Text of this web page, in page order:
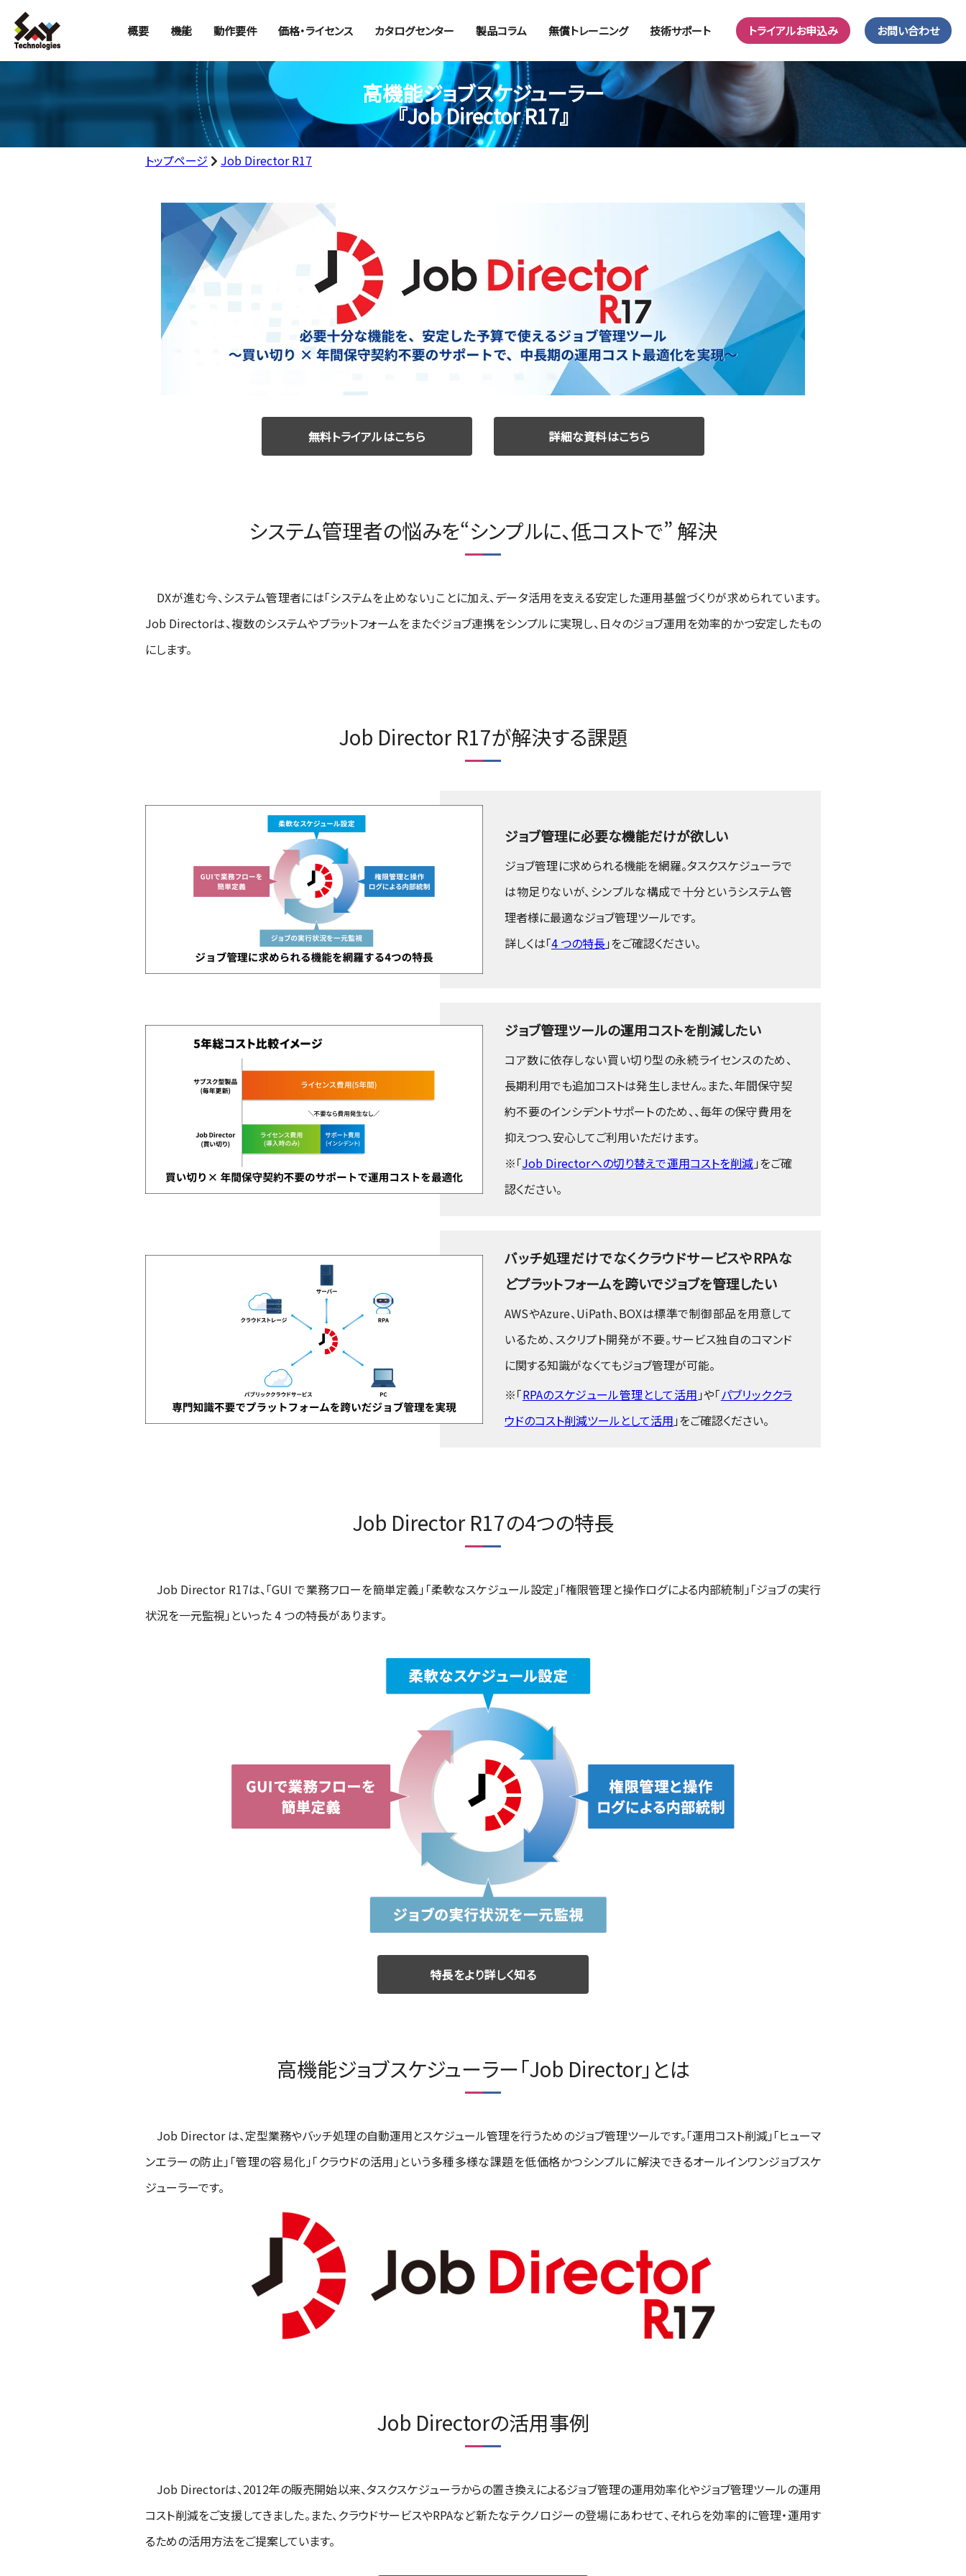
概要 機能 動作要件 価格・ライセンス カタログセンター 製品コラム 無償トレーニング 技術サポート トライアルお申込み お問い合わせ
高機能ジョブスケジューラー
『Job Director R17』
トップページ Job Director R17
無料トライアルはこちら 詳細な資料はこちら
システム管理者の悩みを“シンプルに、低コストで” 解決
DXが進む今、システム管理者には「システムを止めない」ことに加え、データ活用を支える安定した運用基盤づくりが求められています。
Job Directorは、複数のシステムやプラットフォームをまたぐジョブ連携をシンプルに実現し、日々のジョブ運用を効率的かつ安定したもの
にします。
Job Director R17が解決する課題
ジョブ管理に必要な機能だけが欲しい
ジョブ管理に求められる機能を網羅。タスクスケジューラで
は物足りないが、シンプルな構成で十分というシステム管
理者様に最適なジョブ管理ツールです。
詳しくは「4 つの特長」をご確認ください。
ジョブ管理ツールの運用コストを削減したい
コア数に依存しない買い切り型の永続ライセンスのため、
長期利用でも追加コストは発生しません。また、年間保守契
約不要のインシデントサポートのため、、毎年の保守費用を
抑えつつ、安心してご利用いただけます。
※「Job Directorへの切り替えで運用コストを削減」をご確
認ください。
バッチ処理だけでなくクラウドサービスやRPAな
どプラットフォームを跨いでジョブを管理したい
AWSやAzure、UiPath、BOXは標準で制御部品を用意して
いるため、スクリプト開発が不要。サービス独自のコマンド
に関する知識がなくてもジョブ管理が可能。
※「RPAのスケジュール管理として活用」や「パブリッククラ
ウドのコスト削減ツールとして活用」をご確認ください。
Job Director R17の4つの特長
Job Director R17は、「GUI で業務フローを簡単定義」「柔軟なスケジュール設定」「権限管理と操作ログによる内部統制」「ジョブの実行
状況を一元監視」といった 4 つの特長があります。
特長をより詳しく知る
高機能ジョブスケジューラー「Job Director」とは
Job Director は、定型業務やバッチ処理の自動運用とスケジュール管理を行うためのジョブ管理ツールです。「運用コスト削減」「ヒューマ
ンエラーの防止」「管理の容易化」「クラウドの活用」という多種多様な課題を低価格かつシンプルに解決できるオールインワンジョブスケ
ジューラーです。
Job Directorの活用事例
Job Directorは、2012年の販売開始以来、タスクスケジューラからの置き換えによるジョブ管理の運用効率化やジョブ管理ツールの運用
コスト削減をご支援してきました。また、クラウドサービスやRPAなど新たなテクノロジーの登場にあわせて、それらを効率的に管理・運用す
るための活用方法をご提案しています。